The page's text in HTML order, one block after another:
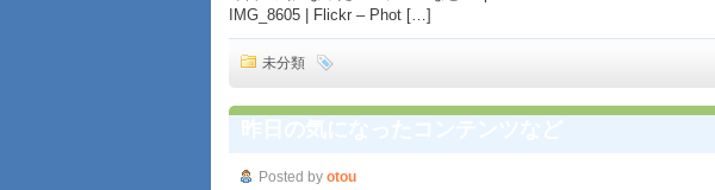
IMG_8605 | Flickr – Phot […]
未分類
Posted by otou